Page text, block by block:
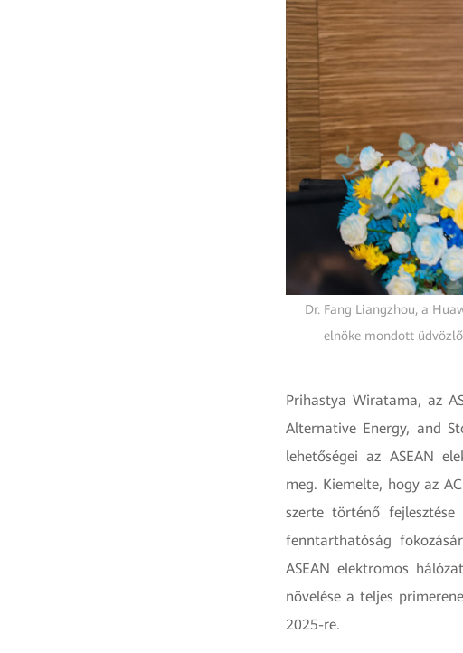
Dr. Fang Liangzhou, a
elnöke mondott
Prihastya Wiratama, az
Alternative Energy, and
lehetőségei az ASEAN
meg. Kiemelte, hogy az
szerte történő
fenntarthatóság
ASEAN elektromos
növelése a teljes
2025-re.